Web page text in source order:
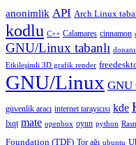
anonimlik API Arch Linux
kodlu C++ Calamares cinnamon
GNU/Linux tabanlı
Etkileşimli 3D grafik render
GNU/Linux GNU
güvenlik aracı internet tarayıcısı kde
lxqt mate openbox oyun python
Foundation (TDF) Tor ağı ubuntu